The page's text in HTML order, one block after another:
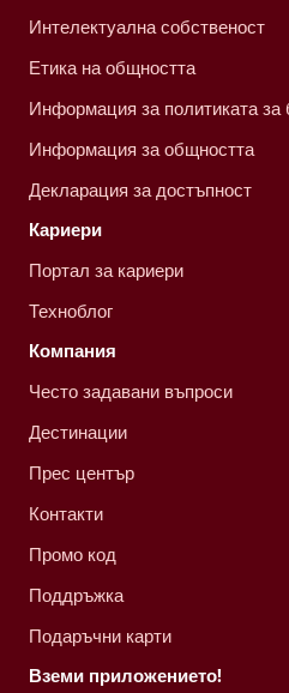
Интелектуална собственост
Етика на общността
Информация за политиката за
Информация за общността
Декларация за достъпност
Кариери
Портал за кариери
Техноблог
Компания
Често задавани въпроси
Дестинации
Прес център
Контакти
Промо код
Поддръжка
Подаръчни карти
Вземи приложението!